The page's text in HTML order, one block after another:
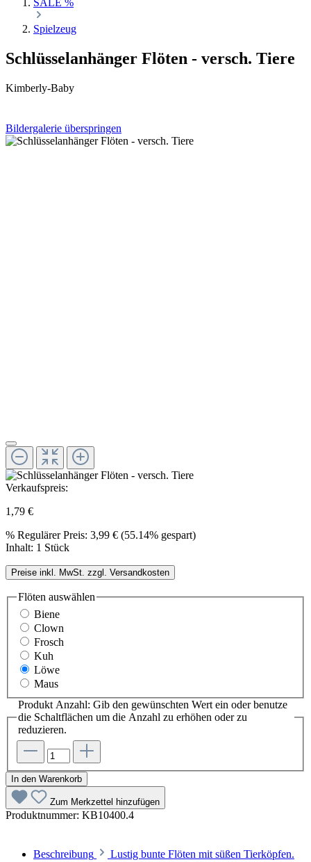
SALE %
Spielzeug
Schlüsselanhänger Flöten - versch. Tiere
Kimberly-Baby
Bildergalerie überspringen
Verkaufspreis:
1,79 €
% Regulärer Preis: 3,99 € (55.14% gespart)
Inhalt: 1 Stück
Preise inkl. MwSt. zzgl. Versandkosten
Flöten auswählen
Biene
Clown
Frosch
Kuh
Löwe
Maus
Produkt Anzahl: Gib den gewünschten Wert ein oder benutze
die Schaltflächen um die Anzahl zu erhöhen oder zu
reduzieren.
In den Warenkorb
Zum Merkzettel hinzufügen
Produktnummer: KB10400.4
Beschreibung
Lustig bunte Flöten mit süßen Tierköpfen.